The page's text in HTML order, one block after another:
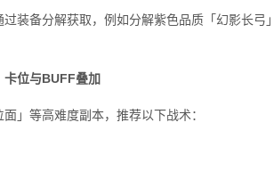
装备分解获取，例如分解紫色品质「幻影长弓
卡位与BUFF叠加
」等高难度副本，推荐以下战术：